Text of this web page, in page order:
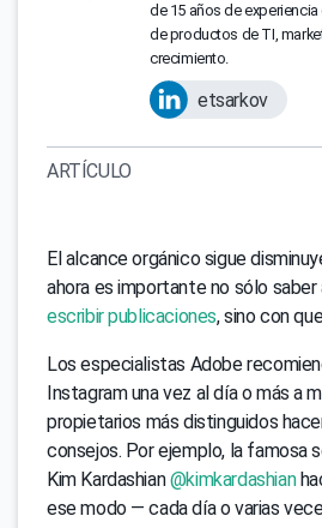
de 15 años de
de productos de TI,
crecimiento.
etsarkov
ARTÍCULO
El alcance orgánico sigue
ahora es importante no sólo
escribir publicaciones, sino con
Los especialistas Adobe
Instagram una vez al día o más a
propietarios más distinguidos
consejos. Por ejemplo, la famosa
Kim Kardashian@kimkardashian
ese modo — cada día o varias